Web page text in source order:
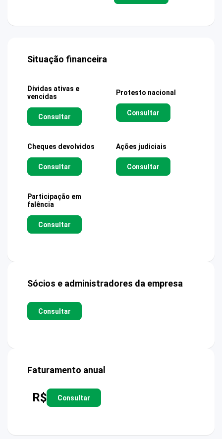
Situação financeira
Dívidas ativas e
vencidas
Consultar
Protesto nacional
Consultar
Cheques devolvidos
Consultar
Ações judiciais
Consultar
Participação em
falência
Consultar
Sócios e administradores da empresa
Consultar
Faturamento anual
R$ Consultar